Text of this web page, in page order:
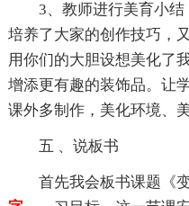
3、教师进行美育小
培养了大家的创作技巧，
用你们的大胆设想美化了
增添更有趣的装饰品。让
课外多制作，美化环境、
五 、说板书
首先我会板书课题《